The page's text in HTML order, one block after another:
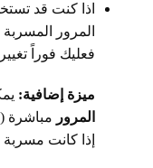
اذا كنت قد
المرور
فعليك فوراً
ميزة إضافية:
المرور
إذا كانت مسربة